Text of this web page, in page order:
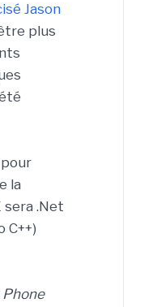
Jason
plus
la
sera .Net
C++)